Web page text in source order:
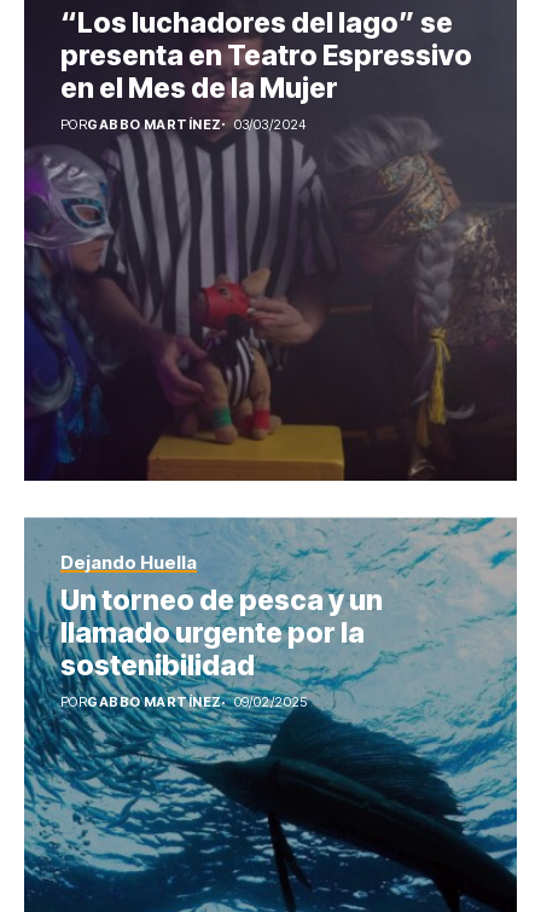
“Los luchadores del lago” se
presenta en Teatro Espressivo
en el Mes de la Mujer
PORGABBO MARTÍNEZ 03/03/2024
Dejando Huella
Un torneo de pesca y un
llamado urgente por la
sostenibilidad
PORGABBO MARTÍNEZ 09/02/2025